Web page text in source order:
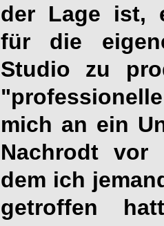
der Lage ist,
für die
Studio zu
mich an ein
Nachrodt
dem ich
getroffen